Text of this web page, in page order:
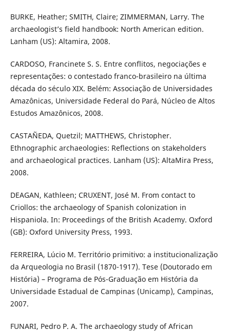
BURKE, Heather; SMITH, Claire; ZIMMERMAN, Larry. The
archaeologist’s field handbook: North American edition.
Lanham (US): Altamira, 2008.
CARDOSO, Francinete S. S. Entre conflitos, negociações e
representações: o contestado franco-brasileiro na última
década do século XIX. Belém: Associação de Universidades
Amazônicas, Universidade Federal do Pará, Núcleo de Altos
Estudos Amazônicos, 2008.
CASTAÑEDA, Quetzil; MATTHEWS, Christopher.
Ethnographic archaeologies: Reflections on stakeholders
and archaeological practices. Lanham (US): AltaMira Press,
2008.
DEAGAN, Kathleen; CRUXENT, José M. From contact to
Criollos: the archaeology of Spanish colonization in
Hispaniola. In: Proceedings of the British Academy. Oxford
(GB): Oxford University Press, 1993.
FERREIRA, Lúcio M. Território primitivo: a institucionalização
da Arqueologia no Brasil (1870-1917). Tese (Doutorado em
História) – Programa de Pós-Graduação em História da
Universidade Estadual de Campinas (Unicamp), Campinas,
2007.
FUNARI, Pedro P. A. The archaeology study of African